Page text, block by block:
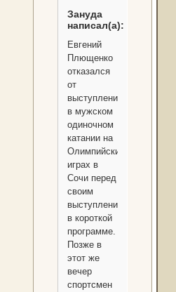
Зануда
написал(а):
Евгений
Плющенко
отказался
от
выступления
в мужском
одиночном
катании на
Олимпийских
играх в
Сочи перед
своим
выступлением
в короткой
программе.
Позже в
этот же
вечер
спортсмен